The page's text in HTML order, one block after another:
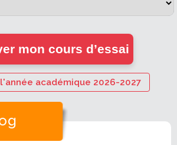
mon cours d’essai
académique 2026-2027